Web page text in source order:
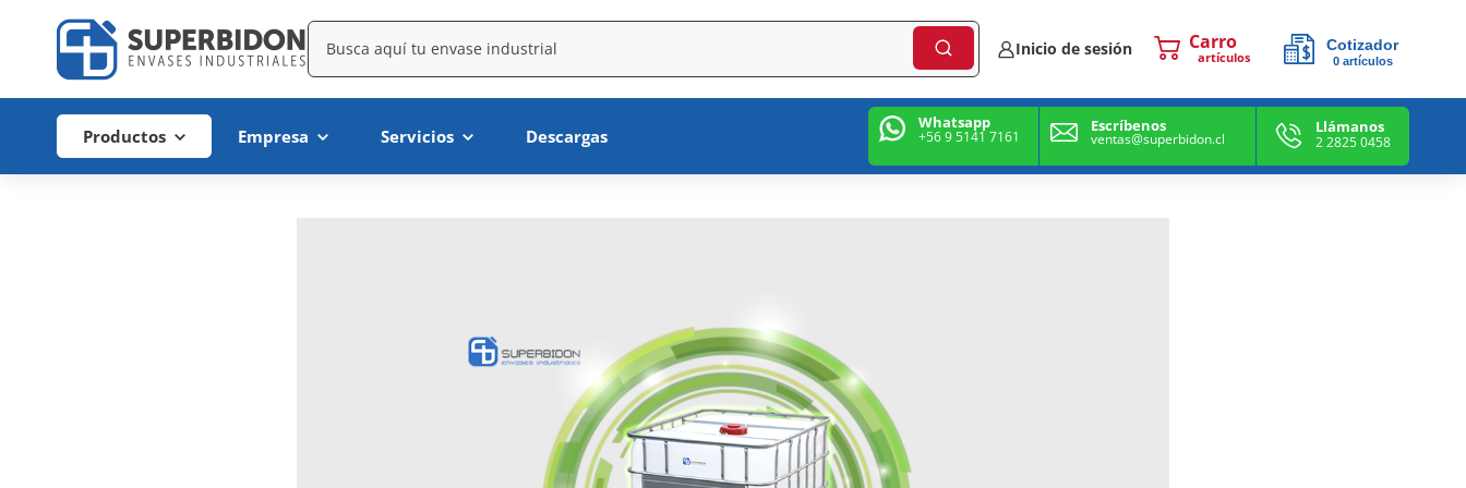
Inicio de sesión artículos
Cotizador
0artículos
Productos Empresa Servicios Descargas
Whatsapp
+56 9 5141 7161
Escríbenos
ventas@superbidon.cl
Llámanos
2 2825 0458